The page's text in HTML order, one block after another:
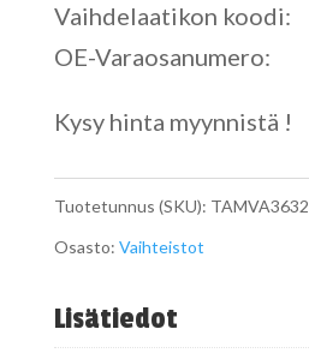
Vaihdelaatikon koodi:
OE-Varaosanumero:
Kysy hinta myynnistä !
Tuotetunnus (SKU): TAMVA3632
Osasto: Vaihteistot
Lisätiedot